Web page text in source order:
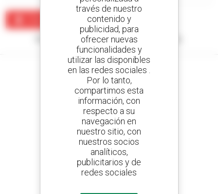
Ningún resultado corresponde con su búsqueda.
Cree sus alertas
y reciba anuncios de equipos de ocasión
800 concesionarios
Manitou por todo el mundo
través de nuestro
contenido y
publicidad, para
ofrecer nuevas
funcionalidades y
utilizar las disponibles
en las redes sociales .
Por lo tanto,
compartimos esta
información, con
respecto a su
navegación en
nuestro sitio, con
nuestros socios
analíticos,
publicitarios y de
redes sociales